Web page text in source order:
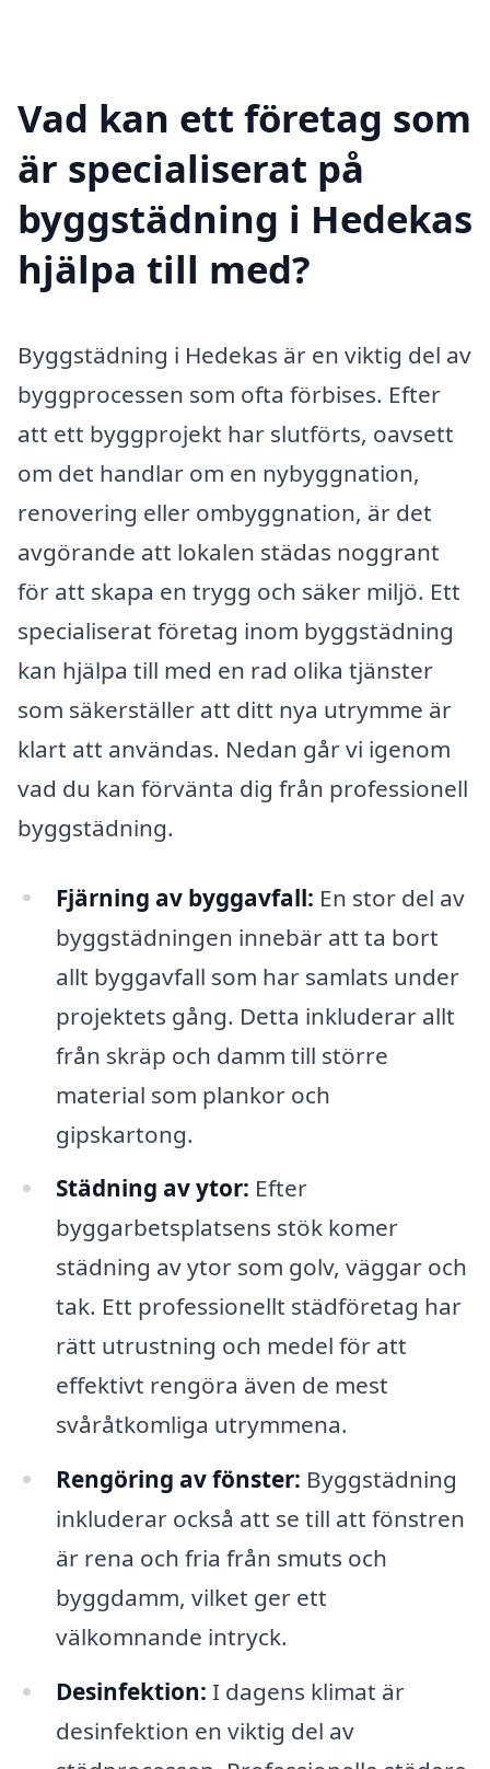
Vad kan ett företag som
är specialiserat på
byggstädning i Hedekas
hjälpa till med?
Byggstädning i Hedekas är en viktig del av
byggprocessen som ofta förbises. Efter
att ett byggprojekt har slutförts, oavsett
om det handlar om en nybyggnation,
renovering eller ombyggnation, är det
avgörande att lokalen städas noggrant
för att skapa en trygg och säker miljö. Ett
specialiserat företag inom byggstädning
kan hjälpa till med en rad olika tjänster
som säkerställer att ditt nya utrymme är
klart att användas. Nedan går vi igenom
vad du kan förvänta dig från professionell
byggstädning.
Fjärning av byggavfall: En stor del av
byggstädningen innebär att ta bort
allt byggavfall som har samlats under
projektets gång. Detta inkluderar allt
från skräp och damm till större
material som plankor och
gipskartong.
Städning av ytor: Efter
byggarbetsplatsens stök komer
städning av ytor som golv, väggar och
tak. Ett professionellt städföretag har
rätt utrustning och medel för att
effektivt rengöra även de mest
svåråtkomliga utrymmena.
Rengöring av fönster: Byggstädning
inkluderar också att se till att fönstren
är rena och fria från smuts och
byggdamm, vilket ger ett
välkomnande intryck.
Desinfektion: I dagens klimat är
desinfektion en viktig del av